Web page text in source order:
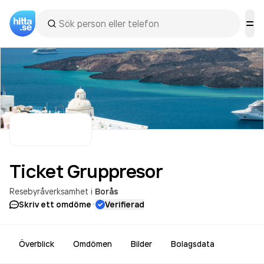
Ticket Gruppresor
Resebyråverksamhet i Borås
Skriv ett omdöme· Verifierad
Överblick Omdömen Bilder Bolagsdata